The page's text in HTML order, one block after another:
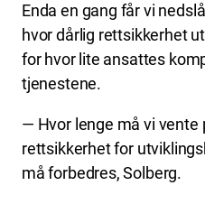
Enda en gang får vi
hvor dårlig rettsikkerhet
for hvor lite ansattes
tjenestene.
— Hvor lenge må vi vente
rettsikkerhet for
må forbedres, Solberg.